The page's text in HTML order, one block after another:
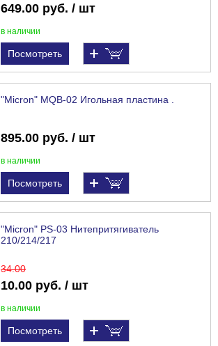
649.00 руб. / шт
в наличии
Посмотреть
"Micron" MQB-02 Игольная пластина .
895.00 руб. / шт
в наличии
Посмотреть
"Micron" PS-03 Нитепритягиватель
210/214/217
34.00
10.00 руб. / шт
в наличии
Посмотреть